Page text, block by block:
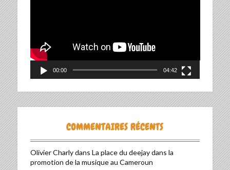
00:00 04:42
COMMENTAIRES RÉCENTS
Olivier Charlydans La place du deejay dans la
promotion de la musique au Cameroun